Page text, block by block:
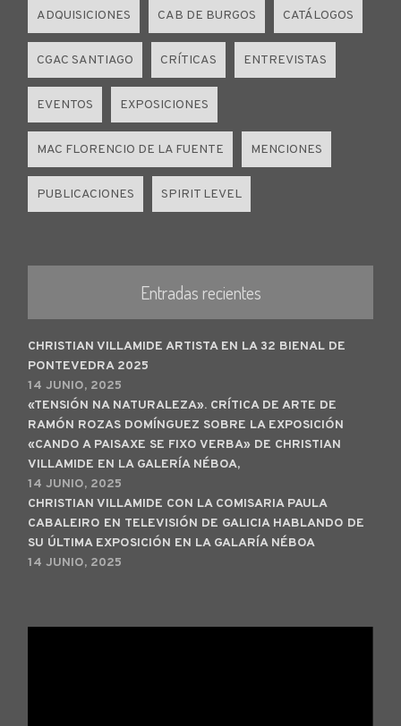
ADQUISICIONES CAB DE BURGOS CATÁLOGOS
CGAC SANTIAGO CRÍTICAS ENTREVISTAS
EVENTOS EXPOSICIONES
MAC FLORENCIO DE LA FUENTE MENCIONES
PUBLICACIONES SPIRIT LEVEL
Entradas recientes
CHRISTIAN VILLAMIDE ARTISTA EN LA 32 BIENAL DE
PONTEVEDRA 2025
14 JUNIO, 2025
«TENSIÓN NA NATURALEZA». CRÍTICA DE ARTE DE
RAMÓN ROZAS DOMÍNGUEZ SOBRE LA EXPOSICIÓN
«CANDO A PAISAXE SE FIXO VERBA» DE CHRISTIAN
VILLAMIDE EN LA GALERÍA NÉBOA,
14 JUNIO, 2025
CHRISTIAN VILLAMIDE CON LA COMISARIA PAULA
CABALEIRO EN TELEVISIÓN DE GALICIA HABLANDO DE
SU ÚLTIMA EXPOSICIÓN EN LA GALARÍA NÉBOA
14 JUNIO, 2025